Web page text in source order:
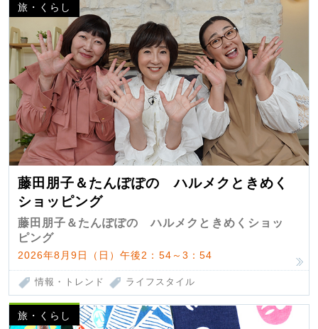
旅・くらし
藤田朋子＆たんぽぽの ハルメクときめく
ショッピング
藤田朋子＆たんぽぽの ハルメクときめくショッ
ピング
2026年8月9日（日）午後2：54～3：54
情報・トレンド ライフスタイル
旅・くらし